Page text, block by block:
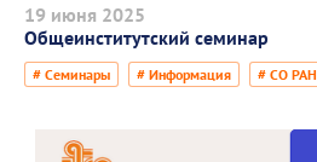
19 июня 2025
Общеинститутский семинар
# Семинары # Информация # СО РАН